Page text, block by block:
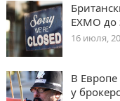
EXMO
16 июля,
В
у